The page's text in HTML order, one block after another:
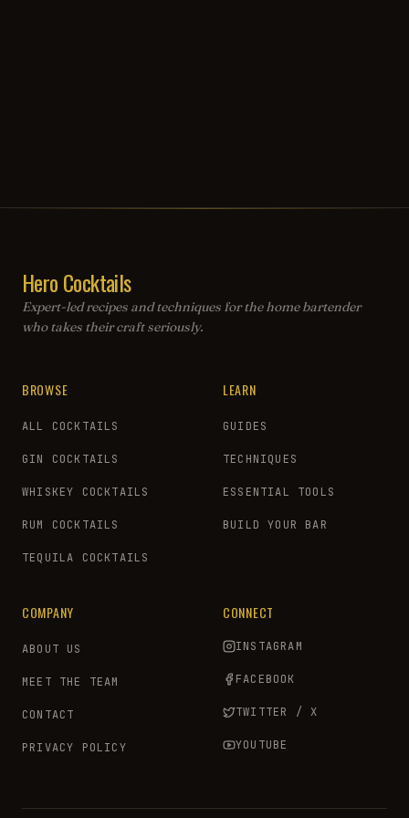
Hero Cocktails
Expert-led recipes and techniques for the home bartender
who takes their craft seriously.
BROWSE
ALL COCKTAILS
GIN COCKTAILS
WHISKEY COCKTAILS
RUM COCKTAILS
TEQUILA COCKTAILS
LEARN
GUIDES
TECHNIQUES
ESSENTIAL TOOLS
BUILD YOUR BAR
COMPANY
ABOUT US
MEET THE TEAM
CONTACT
PRIVACY POLICY
CONNECT
INSTAGRAM
FACEBOOK
TWITTER / X
YOUTUBE